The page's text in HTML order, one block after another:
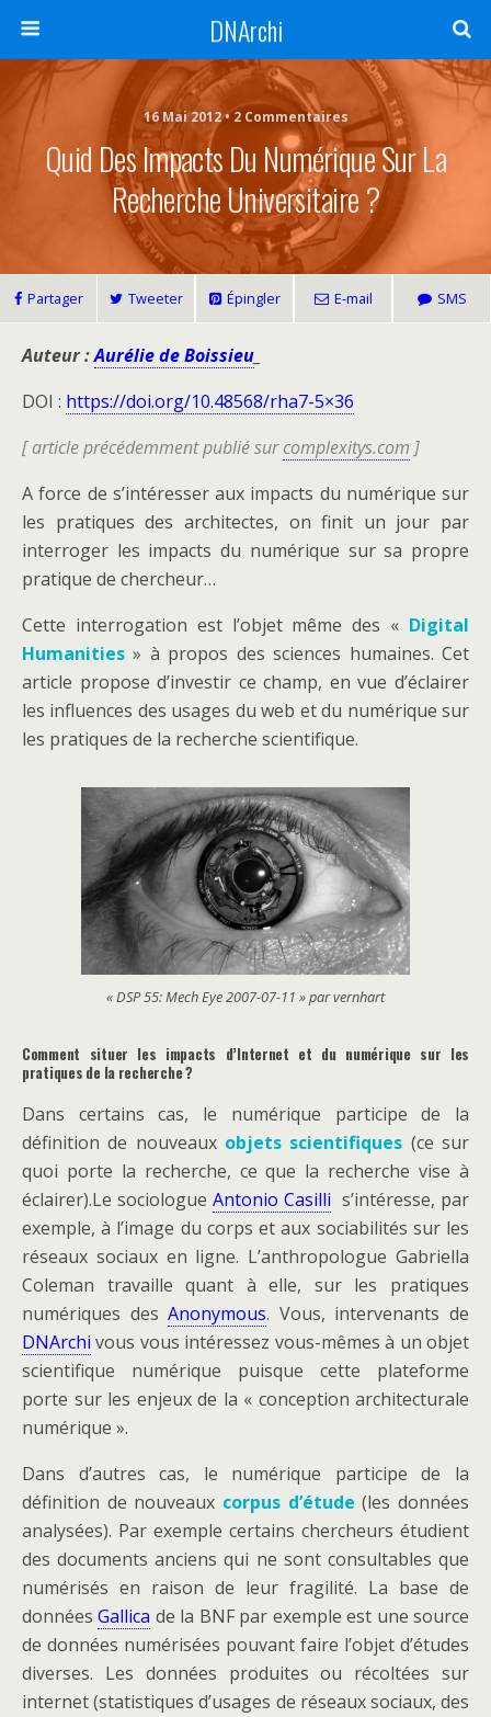
DNArchi
16 Mai 2012 • 2 Commentaires
Quid Des Impacts Du Numérique Sur La
Recherche Universitaire ?
Partager Tweeter Épingler E-mail SMS
Auteur :Aurélie de Boissieu
DOI : https://doi.org/10.48568/rha7-5×36
[ article précédemment publié surcomplexitys.com ]
A force de s’intéresser aux impacts du numérique sur
les pratiques des architectes, on finit un jour par
interroger les impacts du numérique sur sa propre
pratique de chercheur…
Cette interrogation est l’objet même des « Digital
Humanities » à propos des sciences humaines. Cet
article propose d’investir ce champ, en vue d’éclairer
les influences des usages du web et du numérique sur
les pratiques de la recherche scientifique.
« DSP 55: Mech Eye 2007-07-11 » par vernhart
Comment situer les impacts d’Internet et du numérique sur les
pratiques de la recherche ?
Dans certains cas, le numérique participe de la
définition de nouveaux objets scientifiques (ce sur
quoi porte la recherche, ce que la recherche vise à
éclairer).Le sociologue Antonio Casilli s’intéresse, par
exemple, à l’image du corps et aux sociabilités sur les
réseaux sociaux en ligne. L’anthropologue Gabriella
Coleman travaille quant à elle, sur les pratiques
numériques desAnonymous. Vous, intervenants de
DNArchi vous vous intéressez vous-mêmes à un objet
scientifique numérique puisque cette plateforme
porte sur les enjeux de la « conception architecturale
numérique ».
Dans d’autres cas, le numérique participe de la
définition de nouveaux corpus d’étude (les données
analysées). Par exemple certains chercheurs étudient
des documents anciens qui ne sont consultables que
numérisés en raison de leur fragilité. La base de
donnéesGallica de la BNF par exemple est une source
de données numérisées pouvant faire l’objet d’études
diverses. Les données produites ou récoltées sur
internet (statistiques d’usages de réseaux sociaux, des